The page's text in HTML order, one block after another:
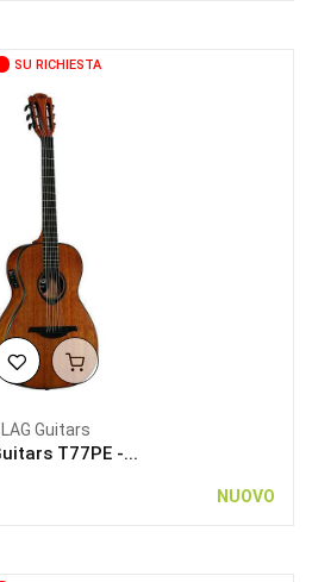
SU RICHIESTA
LAG Guitars
T77PE -...
NUOVO